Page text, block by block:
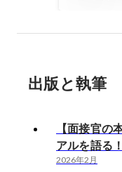
出版と執筆
【面接官の
アルを語る！
2026年2月